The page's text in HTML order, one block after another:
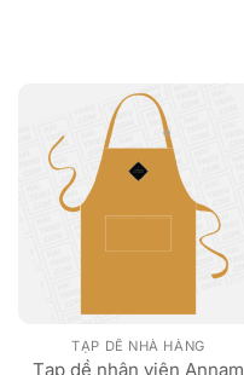
TẠP DỀ NHÀ HÀNG
Tạp dề nhân viên Annam